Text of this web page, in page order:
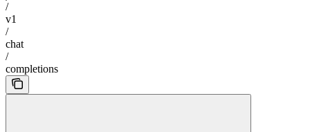
/
v1
/
chat
/
completions